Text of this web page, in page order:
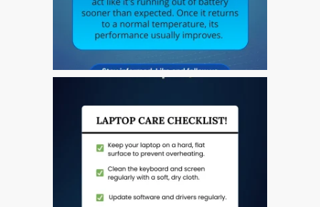
Dundee – modèles Pro,
Air et Neo
Réparation d’iPod à
Dundee
(macOS et OS X)
Service de réparation
rapide
Témoignage d’un client
Here’s the Problem with